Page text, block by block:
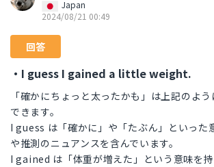
Japan
2024/08/21 00:49
回答
・I guess I gained a little weight.
「確かにちょっと太ったかも」は上記のよ
できます。
I guess は「確かに」や「たぶん」といった
や推測のニュアンスを含んでいます。
I gained は「体重が増えた」という意味を持